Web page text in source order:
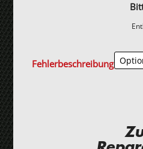
Fehlerbeschreibung